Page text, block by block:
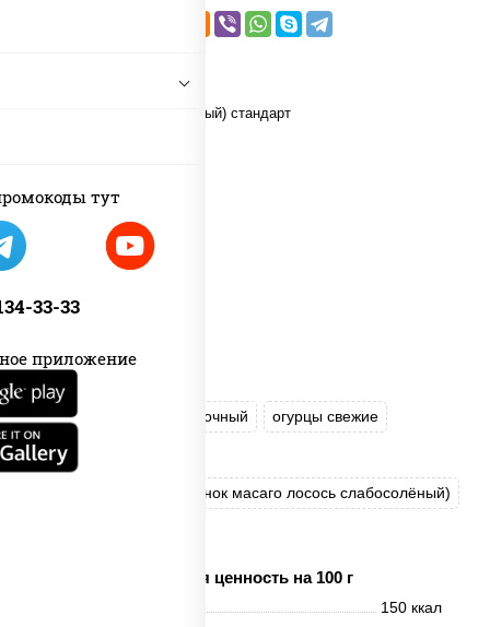
тут
33-33
приложение
рис сыр сливочный огурцы свежие
икра "Масаго"
соус "Яки" (майонез чеснок масаго лосось слабосолёный)
Пищевая ценность на 100 г
150 ккал